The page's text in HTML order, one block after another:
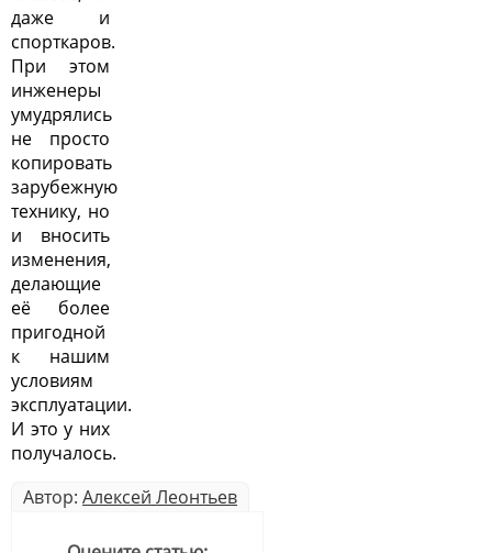
даже и
спорткаров.
При этом
инженеры
умудрялись
не просто
копировать
зарубежную
технику, но
и вносить
изменения,
делающие
её более
пригодной
к нашим
условиям
эксплуатации.
И это у них
получалось.
Автор: Алексей Леонтьев